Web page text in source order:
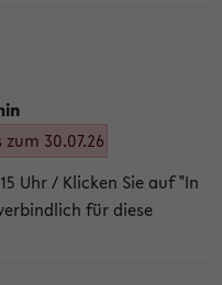
30.07.26
Uhr / Klicken Sie auf "In
für diese